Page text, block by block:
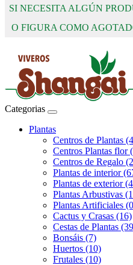
SI NECESITA ALGÚN
O FIGURA COMO
Categorias
Plantas
Centros de Plantas
Centros Plantas flor
Centros de Regalo
Plantas de interior
Plantas de exterior
Plantas Arbustivas
Plantas Artificiales
Cactus y Crasas (16)
Cestas de Plantas
Bonsáis (7)
Huertos (10)
Frutales (10)